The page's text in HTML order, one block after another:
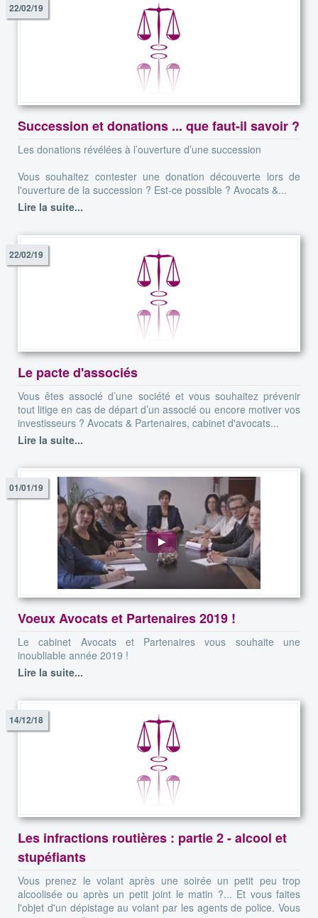
22/02/19
Succession et donations ... que faut-il savoir ?
Les donations révélées à l’ouverture d’une succession
Vous souhaitez contester une donation découverte lors de
l'ouverture de la succession ? Est-ce possible ? Avocats &...
Lire la suite...
22/02/19
Le pacte d'associés
Vous êtes associé d’une société et vous souhaitez prévenir
tout litige en cas de départ d’un associé ou encore motiver vos
investisseurs ? Avocats & Partenaires, cabinet d'avocats...
Lire la suite...
01/01/19
Voeux Avocats et Partenaires 2019 !
Le cabinet Avocats et Partenaires vous souhaite une
inoubliable année 2019 !
Lire la suite...
14/12/18
Les infractions routières : partie 2 - alcool et
stupéfiants
Vous prenez le volant après une soirée un petit peu trop
alcoolisée ou après un petit joint le matin ?... Et vous faites
l'objet d'un dépistage au volant par les agents de police. Vous